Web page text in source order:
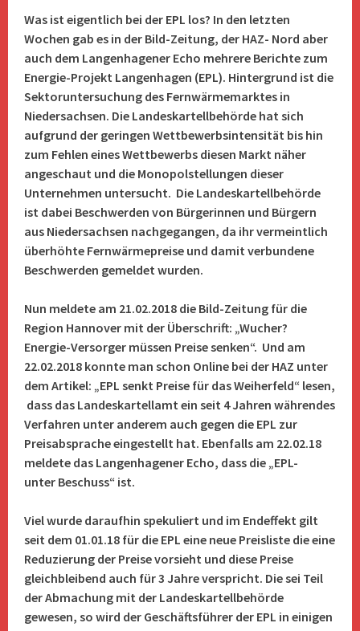
Was ist eigentlich bei der EPL los? In den letzten
Wochen gab es in der Bild-Zeitung, der HAZ- Nord aber
auch dem Langenhagener Echo mehrere Berichte zum
Energie-Projekt Langenhagen (EPL). Hintergrund ist die
Sektoruntersuchung des Fernwärmemarktes in
Niedersachsen. Die Landeskartellbehörde hat sich
aufgrund der geringen Wettbewerbsintensität bis hin
zum Fehlen eines Wettbewerbs diesen Markt näher
angeschaut und die Monopolstellungen dieser
Unternehmen untersucht. Die Landeskartellbehörde
ist dabei Beschwerden von Bürgerinnen und Bürgern
aus Niedersachsen nachgegangen, da ihr vermeintlich
überhöhte Fernwärmepreise und damit verbundene
Beschwerden gemeldet wurden.
Nun meldete am 21.02.2018 die Bild-Zeitung für die
Region Hannover mit der Überschrift: „Wucher?
Energie-Versorger müssen Preise senken“. Und am
22.02.2018 konnte man schon Online bei der HAZ unter
dem Artikel: „EPL senkt Preise für das Weiherfeld“ lesen,
dass das Landeskartellamt ein seit 4 Jahren währendes
Verfahren unter anderem auch gegen die EPL zur
Preisabsprache eingestellt hat. Ebenfalls am 22.02.18
meldete das Langenhagener Echo, dass die „EPL-
unter Beschuss“ ist.
Viel wurde daraufhin spekuliert und im Endeffekt gilt
seit dem 01.01.18 für die EPL eine neue Preisliste die eine
Reduzierung der Preise vorsieht und diese Preise
gleichbleibend auch für 3 Jahre verspricht. Die sei Teil
der Abmachung mit der Landeskartellbehörde
gewesen, so wird der Geschäftsführer der EPL in einigen